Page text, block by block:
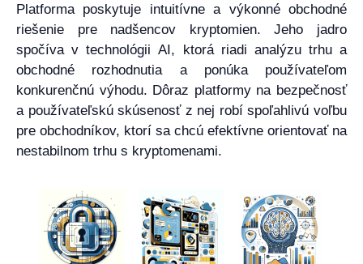
Platforma poskytuje intuitívne a výkonné obchodné
riešenie pre nadšencov kryptomien. Jeho jadro
spočíva v technológii AI, ktorá riadi analýzu trhu a
obchodné rozhodnutia a ponúka používateľom
konkurenčnú výhodu. Dôraz platformy na bezpečnosť
a používateľskú skúsenosť z nej robí spoľahlivú voľbu
pre obchodníkov, ktorí sa chcú efektívne orientovať na
nestabilnom trhu s kryptomenami.